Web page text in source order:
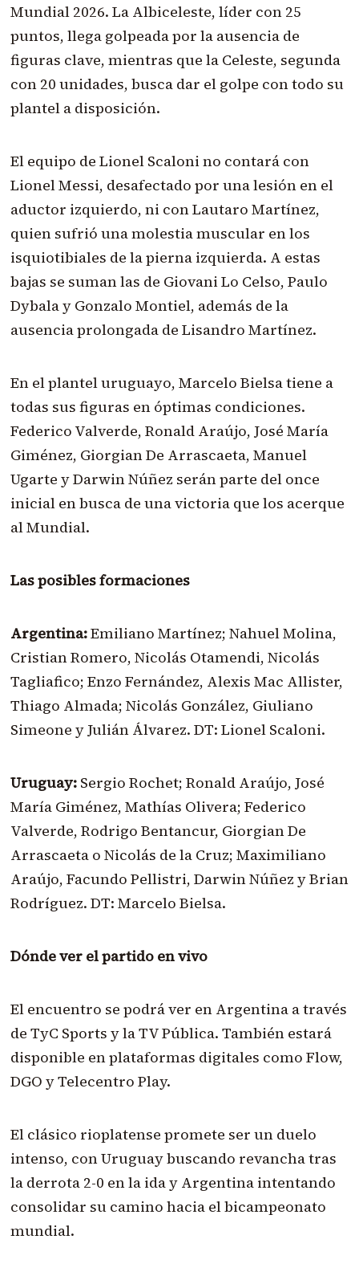
Mundial 2026. La Albiceleste, líder con 25
puntos, llega golpeada por la ausencia de
figuras clave, mientras que la Celeste, segunda
con 20 unidades, busca dar el golpe con todo su
plantel a disposición.
El equipo de Lionel Scaloni no contará con
Lionel Messi, desafectado por una lesión en el
aductor izquierdo, ni con Lautaro Martínez,
quien sufrió una molestia muscular en los
isquiotibiales de la pierna izquierda. A estas
bajas se suman las de Giovani Lo Celso, Paulo
Dybala y Gonzalo Montiel, además de la
ausencia prolongada de Lisandro Martínez.
En el plantel uruguayo, Marcelo Bielsa tiene a
todas sus figuras en óptimas condiciones.
Federico Valverde, Ronald Araújo, José María
Giménez, Giorgian De Arrascaeta, Manuel
Ugarte y Darwin Núñez serán parte del once
inicial en busca de una victoria que los acerque
al Mundial.
Las posibles formaciones
Argentina:Emiliano Martínez; Nahuel Molina,
Cristian Romero, Nicolás Otamendi, Nicolás
Tagliafico; Enzo Fernández, Alexis Mac Allister,
Thiago Almada; Nicolás González, Giuliano
Simeone y Julián Álvarez. DT: Lionel Scaloni.
Uruguay:Sergio Rochet; Ronald Araújo, José
María Giménez, Mathías Olivera; Federico
Valverde, Rodrigo Bentancur, Giorgian De
Arrascaeta o Nicolás de la Cruz; Maximiliano
Araújo, Facundo Pellistri, Darwin Núñez y Brian
Rodríguez. DT: Marcelo Bielsa.
Dónde ver el partido en vivo
El encuentro se podrá ver en Argentina a través
de TyC Sports y la TV Pública. También estará
disponible en plataformas digitales como Flow,
DGO y Telecentro Play.
El clásico rioplatense promete ser un duelo
intenso, con Uruguay buscando revancha tras
la derrota 2-0 en la ida y Argentina intentando
consolidar su camino hacia el bicampeonato
mundial.